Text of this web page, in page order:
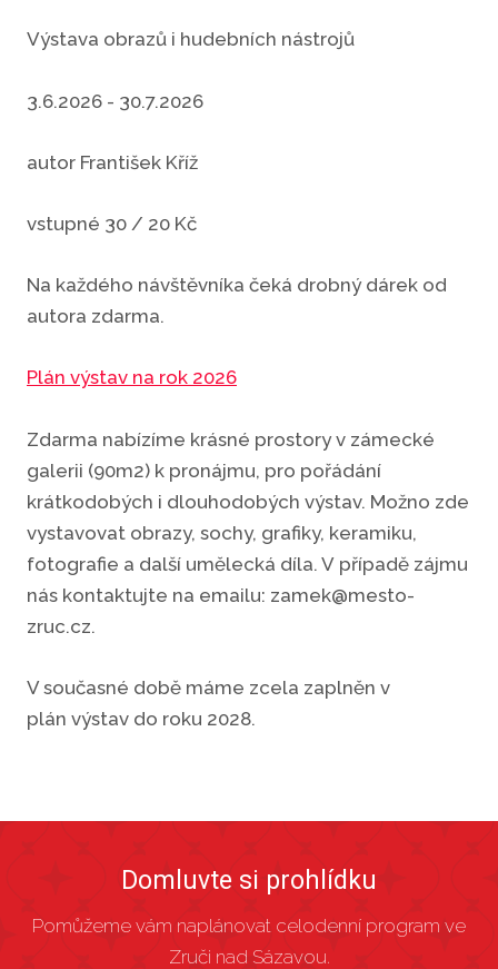
Výstava obrazů i hudebních nástrojů
3.6.2026 - 30.7.2026
autor František Kříž
vstupné 30 / 20 Kč
Na každého návštěvníka čeká drobný dárek od
autora zdarma.
Plán výstav na rok 2026
Zdarma nabízíme krásné prostory v zámecké
galerii (90m2) k pronájmu, pro pořádání
krátkodobých i dlouhodobých výstav. Možno zde
vystavovat obrazy, sochy, grafiky, keramiku,
fotografie a další umělecká díla. V případě zájmu
nás kontaktujte na emailu: zamek@mesto-
zruc.cz.
V současné době máme zcela zaplněn v
plán výstav do roku 2028.
Domluvte si prohlídku
Pomůžeme vám naplánovat celodenní program ve
Zruči nad Sázavou.